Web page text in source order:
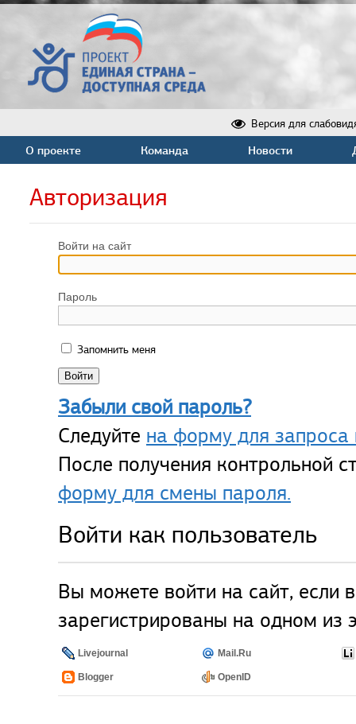
Версия для
О проекте Команда Новости
Авторизация
Войти на сайт
Пароль
Запомнить меня
Забыли свой пароль?
Следуйте на форму для запроса
После получения контрольной
форму для смены пароля.
Войти как пользователь
Вы можете войти на сайт, если
зарегистрированы на одном из
Livejournal Mail.Ru
Blogger OpenID